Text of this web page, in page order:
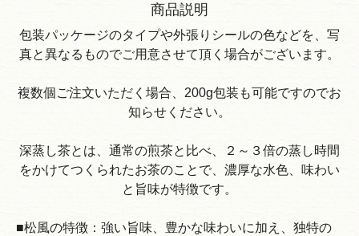
商品説明
包装パッケージのタイプや外張りシールの色などを、写
真と異なるものでご用意させて頂く場合がございます。
複数個ご注文いただく場合、200g包装も可能ですのでお
知らせください。
深蒸し茶とは、通常の煎茶と比べ、２～３倍の蒸し時間
をかけてつくられたお茶のことで、濃厚な水色、味わい
と旨味が特徴です。
■松風の特徴：強い旨味、豊かな味わいに加え、独特の